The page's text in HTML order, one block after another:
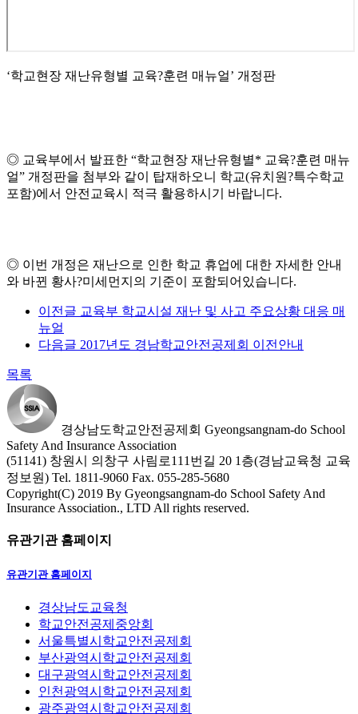
‘학교현장 재난유형별 교육?훈련 매뉴얼’ 개정판
◎ 교육부에서 발표한 “학교현장 재난유형별* 교육?훈련 매뉴
얼” 개정판을 첨부와 같이 탑재하오니 학교(유치원?특수학교
포함)에서 안전교육시 적극 활용하시기 바랍니다.
◎ 이번 개정은 재난으로 인한 학교 휴업에 대한 자세한 안내
와 바뀐 황사?미세먼지의 기준이 포함되어있습니다.
이전글 교육부 학교시설 재난 및 사고 주요상황 대응 매
뉴얼
다음글 2017년도 경남학교안전공제회 이전안내
목록
경상남도학교안전공제회 Gyeongsangnam-do School
Safety And Insurance Association
(51141) 창원시 의창구 사림로111번길 20 1층(경남교육청 교육
정보원) Tel. 1811-9060 Fax. 055-285-5680
Copyright(C) 2019 By Gyeongsangnam-do School Safety And
Insurance Association., LTD All rights reserved.
유관기관 홈페이지
유관기관 홈페이지
경상남도교육청
학교안전공제중앙회
서울특별시학교안전공제회
부산광역시학교안전공제회
대구광역시학교안전공제회
인천광역시학교안전공제회
광주광역시학교안전공제회